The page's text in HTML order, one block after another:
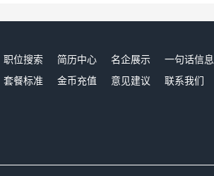
职位搜索 简历中心 名企展示 一句话信息
套餐标准
金币充值 意见建议 联系我们